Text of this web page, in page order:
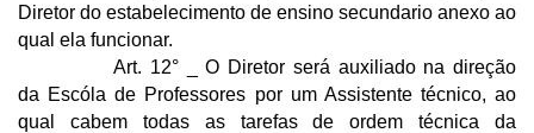
Diretor do estabelecimento de ensino secundario anexo ao
qual ela funcionar.
Art. 12° _ O Diretor será auxiliado na direção
da Escóla de Professores por um Assistente técnico, ao
qual cabem todas as tarefas de ordem técnica da